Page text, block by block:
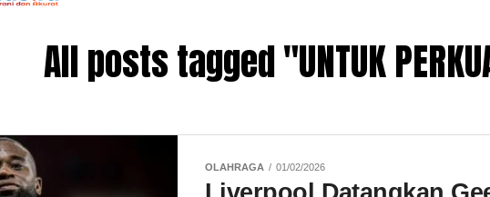
All posts tagged "UNTUK
OLAHRAGA 01/02/2026